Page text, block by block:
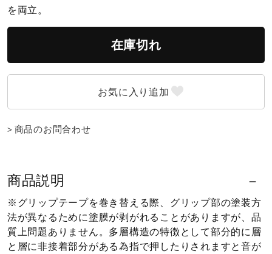
ウィンタースポーツ
インナー
寝具／ミズノスリープ
を両立。
在庫切れ
商品のお問合わせ
商品説明
※グリップテープを巻き替える際、グリップ部の塗装方
法が異なるために塗膜が剥がれることがありますが、品
質上問題ありません。多層構造の特徴として部分的に層
と層に非接着部分がある為指で押したりされますと音が